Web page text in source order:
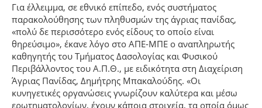
Για έλλειμμα, σε εθνικό επίπεδο, ενός συστήματος
παρακολούθησης των πληθυσμών της άγριας πανίδας,
«πολύ δε περισσότερο ενός είδους το οποίο είναι
θηρεύσιμο», έκανε λόγο στο ΑΠΕ-ΜΠΕ ο αναπληρωτής
καθηγητής του Τμήματος Δασολογίας και Φυσικού
Περιβάλλοντος του Α.Π.Θ., με ειδικότητα στη Διαχείριση
Άγριας Πανίδας, Δημήτρης Μπακαλούδης. «Οι
κυνηγετικές οργανώσεις γνωρίζουν καλύτερα και μέσω
ερωτηματολογίων, έχουν κάποια στοιχεία, τα οποία όμως